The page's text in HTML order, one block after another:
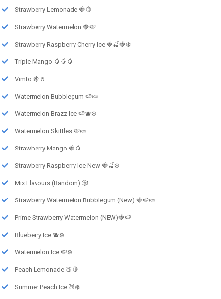
Strawberry Lemonade 🍓🍋
Strawberry Watermelon 🍓🍉
Strawberry Raspberry Cherry Ice 🍓🍒🍓❄️
Triple Mango 🥭🥭🥭
Vimto 🍇🥤
Watermelon Bubblegum 🍉🍬
Watermelon Brazz Ice 🍉🫐❄️
Watermelon Skittles 🍉🍬
Strawberry Mango 🍓🥭
Strawberry Raspberry Ice New 🍓🍒❄️
Mix Flavours (Random) 🎲
Strawberry Watermelon Bubblegum (New) 🍓🍉🍬
Prime Strawberry Watermelon (NEW)🍓🍉
Blueberry Ice 🫐❄️
Watermelon Ice 🍉❄️
Peach Lemonade 🍑🍋
Summer Peach Ice 🍑❄️